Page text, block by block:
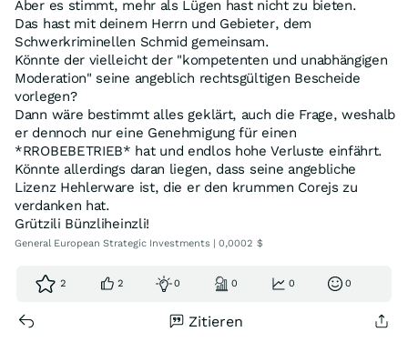
Aber es stimmt, mehr als Lügen hast nicht zu bieten.
Das hast mit deinem Herrn und Gebieter, dem
Schwerkriminellen Schmid gemeinsam.
Könnte der vielleicht der "kompetenten und unabhängigen
Moderation" seine angeblich rechtsgültigen Bescheide
vorlegen?
Dann wäre bestimmt alles geklärt, auch die Frage, weshalb
er dennoch nur eine Genehmigung für einen
*RROBEBETRIEB* hat und endlos hohe Verluste einfährt.
Könnte allerdings daran liegen, dass seine angebliche
Lizenz Hehlerware ist, die er den krummen Corejs zu
verdanken hat.
Grützili Bünzliheinzli!
General European Strategic Investments | 0,0002 $
2 2 0 0 0 0
Zitieren